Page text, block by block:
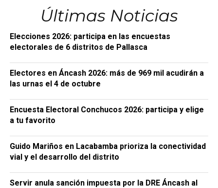
Últimas Noticias
Elecciones 2026: participa en las encuestas
electorales de 6 distritos de Pallasca
Electores en Áncash 2026: más de 969 mil acudirán a
las urnas el 4 de octubre
Encuesta Electoral Conchucos 2026: participa y elige
a tu favorito
Guido Mariños en Lacabamba prioriza la conectividad
vial y el desarrollo del distrito
Servir anula sanción impuesta por la DRE Áncash al